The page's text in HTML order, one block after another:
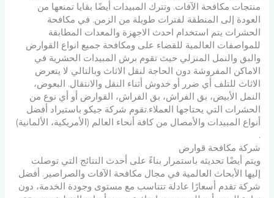
منتجات مكافحة الآفات. وتترك المبيدات أيضًا بقايا تمنعها من
العودة إلى المنطقة لفترات طويلة من الزمن. في مكافحة
الحشرات يتم استخدام احدث الاجهزة والمعدات المطابقة
للمواصفات العالمية للقضاء على ومكافحة جميع انواع القوارض
والبق والنمل المنزلي حيث تقوم برش المبيدات الحشرية في
الاماكن المفروشة دون الحاجة لنقل الاثاث وبالتالي لا يتعرض
الاثاث للتلف أي ضرر أو خدوش أثناء النقل والانتقال. البعوض،
النمل الأبيض، بق الفراش، بق الفراش، القوارض أو أي نوع من
الحشرات التي يحتاجها العملاء.تقوم شركة جيكو باستيراد أفضل
أنواع المبيدات والأمصال من كافة أنحاء العالم (الأمريكية، الألمانية)
.
شركة مكافحة قوارض
ويتم أيضًا تحديثه باستمرار بناءً على أحدث النتائج التي توصلت
إليها الأبحاث العالمية في مجال مكافحة الآفات والصراصير. أفضل
شركة تقدم أسعارًا عادلة تتناسب مع مستوى وجودة الخدمة، دون